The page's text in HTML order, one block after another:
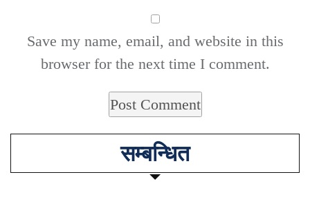
Save my name, email, and website in this
browser for the next time I comment.
सम्बन्धित